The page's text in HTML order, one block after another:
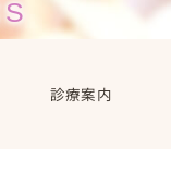
診療案内